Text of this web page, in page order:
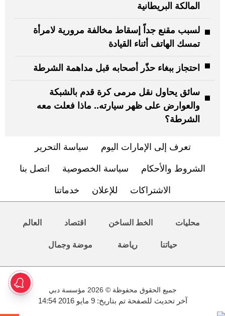
المالكة البريطانية
لسبب مقنع جداً إسقاط مخالفة مرورية لامرأة
تمسك الهاتف أثناء القيادة
احتجاز ببغاء حذّر أصحابه قبل مداهمة الشرطة
سائق يحاول نقل مرمى كرة قدم بالشبكة
والعوارض على ظهر سيارته.. ماذا فعلت معه
الشرطة؟
تعرف إلى الإمارات اليوم سياسة التحرير
الشروط والأحكام سياسة الخصوصية اتصل بنا
الاشتراكات للإعلان خدماتنا
محليات الخط الساخن اقتصاد العالم
حياتنا رياضة موضة وجمال
جميع الحقوق محفوظة © 2026 مؤسسة دبي
آخر تحديث للصفحة تم بتاريخ: 9 مايو 2016 14:54